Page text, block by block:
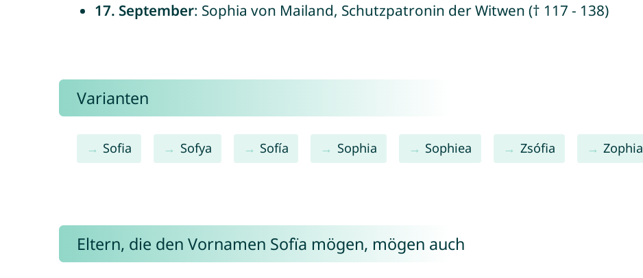
17. September: Sophia von Mailand, Schutzpatronin der Witwen († 117 - 138)
Varianten
Sofia Sofya Sofía Sophia Sophiea Zsófia Zophia
Eltern, die den Vornamen Sofïa mögen, mögen auch